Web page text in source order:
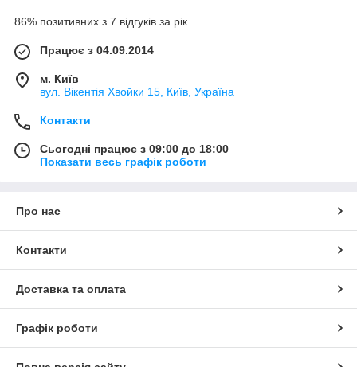
86% позитивних з 7 відгуків за рік
Працює з 04.09.2014
м. Київ
вул. Вікентія Хвойки 15, Київ, Україна
Контакти
Сьогодні працює з 09:00 до 18:00
Показати весь графік роботи
Про нас
Контакти
Доставка та оплата
Графік роботи